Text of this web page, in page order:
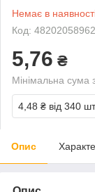
Немає в
Код:
5,76 ₴
Мінімальна сума
4,48 ₴ від 340
Опис